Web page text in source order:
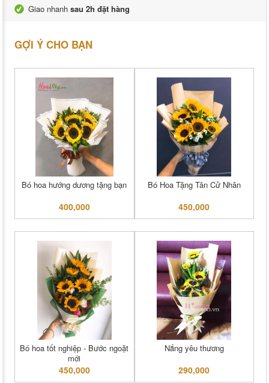
Giao nhanh sau 2h đặt hàng
GỢI Ý CHO BẠN
Bó hoa hướng dương tặng bạn
400,000
Bó Hoa Tặng Tân Cử Nhân
450,000
Bó hoa tốt nghiệp - Bước ngoặt
mới
450,000
Nắng yêu thương
290,000